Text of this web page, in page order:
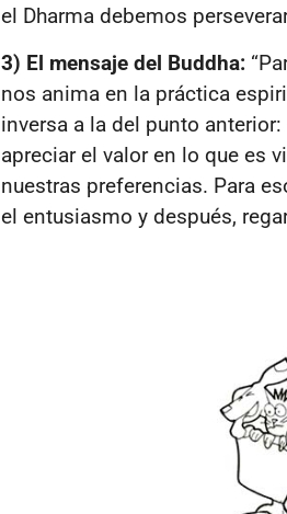
el Dharma debemos
3) El mensaje del Buddha:
nos anima en la práctica
inversa a la del punto
apreciar el valor en lo que es
nuestras preferencias. Para
el entusiasmo y después,